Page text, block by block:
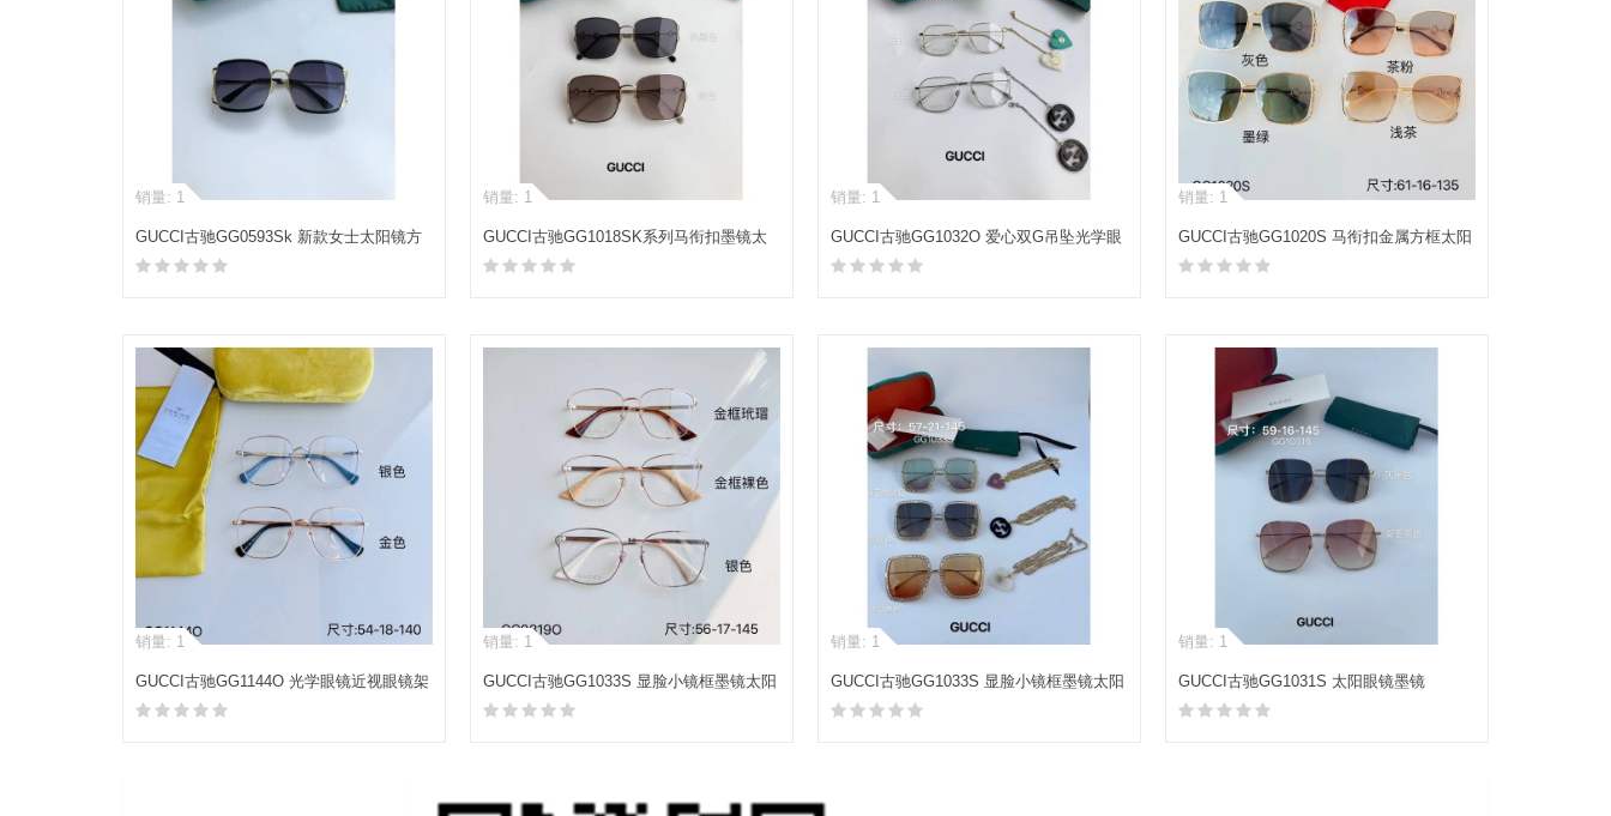
销量: 1
GUCCI古驰GG0593Sk 新款女士太阳镜方
形款墨镜
销量: 1
GUCCI古驰GG1018SK系列马衔扣墨镜太
阳眼镜
销量: 1
GUCCI古驰GG1032O 爱心双G吊坠光学眼
镜平光镜
销量: 1
GUCCI古驰GG1020S 马衔扣金属方框太阳
镜墨镜
销量: 1
GUCCI古驰GG1144O 光学眼镜近视眼镜架
平光镜
销量: 1
GUCCI古驰GG1033S 显脸小镜框墨镜太阳
眼镜
销量: 1
GUCCI古驰GG1033S 显脸小镜框墨镜太阳
眼镜
销量: 1
GUCCI古驰GG1031S 太阳眼镜墨镜